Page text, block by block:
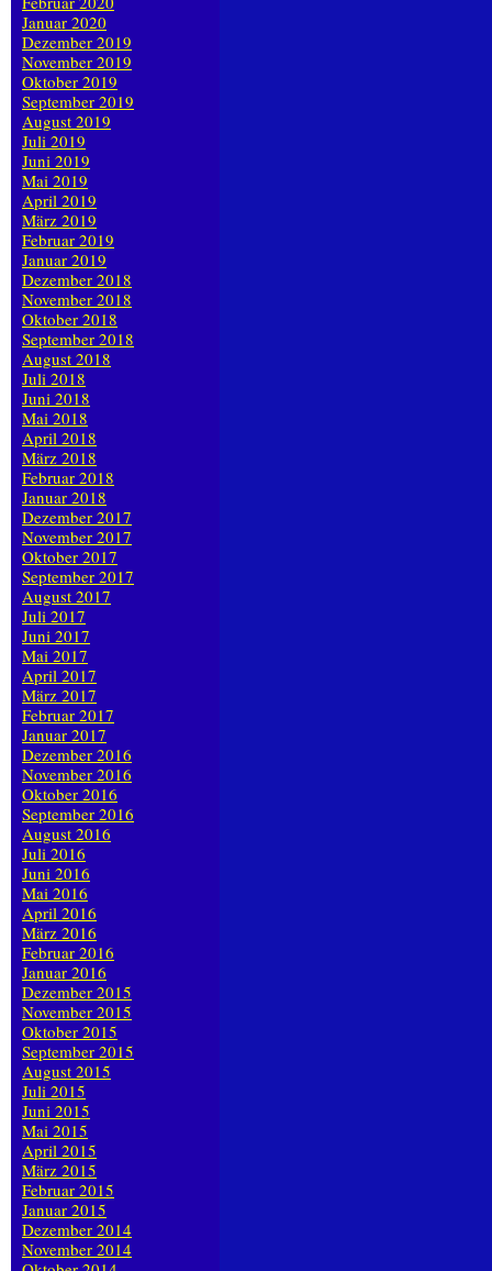
Januar 2020
Dezember 2019
November 2019
Oktober 2019
September 2019
August 2019
Juli 2019
Juni 2019
Mai 2019
April 2019
März 2019
Februar 2019
Januar 2019
Dezember 2018
November 2018
Oktober 2018
September 2018
August 2018
Juli 2018
Juni 2018
Mai 2018
April 2018
März 2018
Februar 2018
Januar 2018
Dezember 2017
November 2017
Oktober 2017
September 2017
August 2017
Juli 2017
Juni 2017
Mai 2017
April 2017
März 2017
Februar 2017
Januar 2017
Dezember 2016
November 2016
Oktober 2016
September 2016
August 2016
Juli 2016
Juni 2016
Mai 2016
April 2016
März 2016
Februar 2016
Januar 2016
Dezember 2015
November 2015
Oktober 2015
September 2015
August 2015
Juli 2015
Juni 2015
Mai 2015
April 2015
März 2015
Februar 2015
Januar 2015
Dezember 2014
November 2014